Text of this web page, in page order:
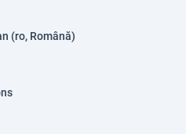
(ro, Română)